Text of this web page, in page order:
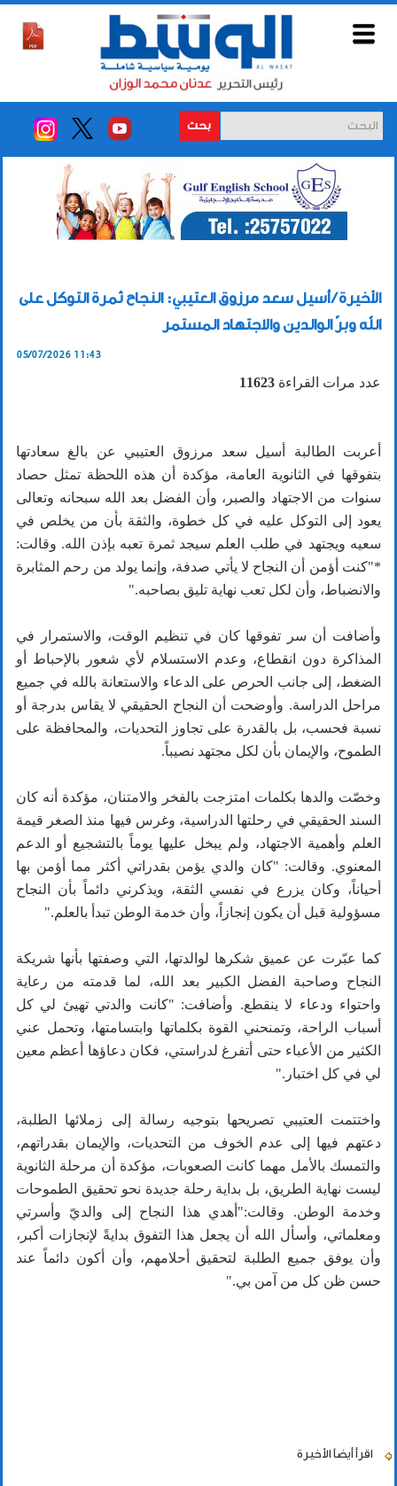
بحث
الأخيرة / أسيل سعد مرزوق العتيبي: النجاح ثمرة التوكل على
الله وبرّ الوالدين والاجتهاد المستمر
05/07/2026 11:43
عدد مرات القراءة 11623
أعربت الطالبة أسيل سعد مرزوق العتيبي عن بالغ سعادتها
بتفوقها في الثانوية العامة، مؤكدة أن هذه اللحظة تمثل حصاد
سنوات من الاجتهاد والصبر، وأن الفضل بعد الله سبحانه وتعالى
يعود إلى التوكل عليه في كل خطوة، والثقة بأن من يخلص في
سعيه ويجتهد في طلب العلم سيجد ثمرة تعبه بإذن الله. وقالت:
*"كنت أؤمن أن النجاح لا يأتي صدفة، وإنما يولد من رحم المثابرة
والانضباط، وأن لكل تعب نهاية تليق بصاحبه."
وأضافت أن سر تفوقها كان في تنظيم الوقت، والاستمرار في
المذاكرة دون انقطاع، وعدم الاستسلام لأي شعور بالإحباط أو
الضغط، إلى جانب الحرص على الدعاء والاستعانة بالله في جميع
مراحل الدراسة. وأوضحت أن النجاح الحقيقي لا يقاس بدرجة أو
نسبة فحسب، بل بالقدرة على تجاوز التحديات، والمحافظة على
الطموح، والإيمان بأن لكل مجتهد نصيباً.
وخصّت والدها بكلمات امتزجت بالفخر والامتنان، مؤكدة أنه كان
السند الحقيقي في رحلتها الدراسية، وغرس فيها منذ الصغر قيمة
العلم وأهمية الاجتهاد، ولم يبخل عليها يوماً بالتشجيع أو الدعم
المعنوي. وقالت: "كان والدي يؤمن بقدراتي أكثر مما أؤمن بها
أحياناً، وكان يزرع في نفسي الثقة، ويذكرني دائماً بأن النجاح
مسؤولية قبل أن يكون إنجازاً، وأن خدمة الوطن تبدأ بالعلم."
كما عبّرت عن عميق شكرها لوالدتها، التي وصفتها بأنها شريكة
النجاح وصاحبة الفضل الكبير بعد الله، لما قدمته من رعاية
واحتواء ودعاء لا ينقطع. وأضافت: "كانت والدتي تهيئ لي كل
أسباب الراحة، وتمنحني القوة بكلماتها وابتسامتها، وتحمل عني
الكثير من الأعباء حتى أتفرغ لدراستي، فكان دعاؤها أعظم معين
لي في كل اختبار."
واختتمت العتيبي تصريحها بتوجيه رسالة إلى زملائها الطلبة،
دعتهم فيها إلى عدم الخوف من التحديات، والإيمان بقدراتهم،
والتمسك بالأمل مهما كانت الصعوبات، مؤكدة أن مرحلة الثانوية
ليست نهاية الطريق، بل بداية رحلة جديدة نحو تحقيق الطموحات
وخدمة الوطن. وقالت:"أهدي هذا النجاح إلى والديّ وأسرتي
ومعلماتي، وأسأل الله أن يجعل هذا التفوق بدايةً لإنجازات أكبر،
وأن يوفق جميع الطلبة لتحقيق أحلامهم، وأن أكون دائماً عند
حسن ظن كل من آمن بي."
اقرأ أيضاً الأخيرة